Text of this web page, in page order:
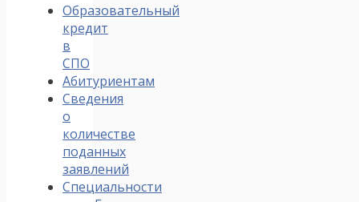
Образовательный
кредит
в
СПО
Абитуриентам
Сведения
о
количестве
поданных
заявлений
Специальности